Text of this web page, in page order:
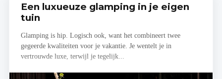
Een luxueuze glamping in je eigen
tuin
Glamping is hip. Logisch ook, want het combineert twee
gegeerde kwaliteiten voor je vakantie. Je wentelt je in
vertrouwde luxe, terwijl je tegelijk...